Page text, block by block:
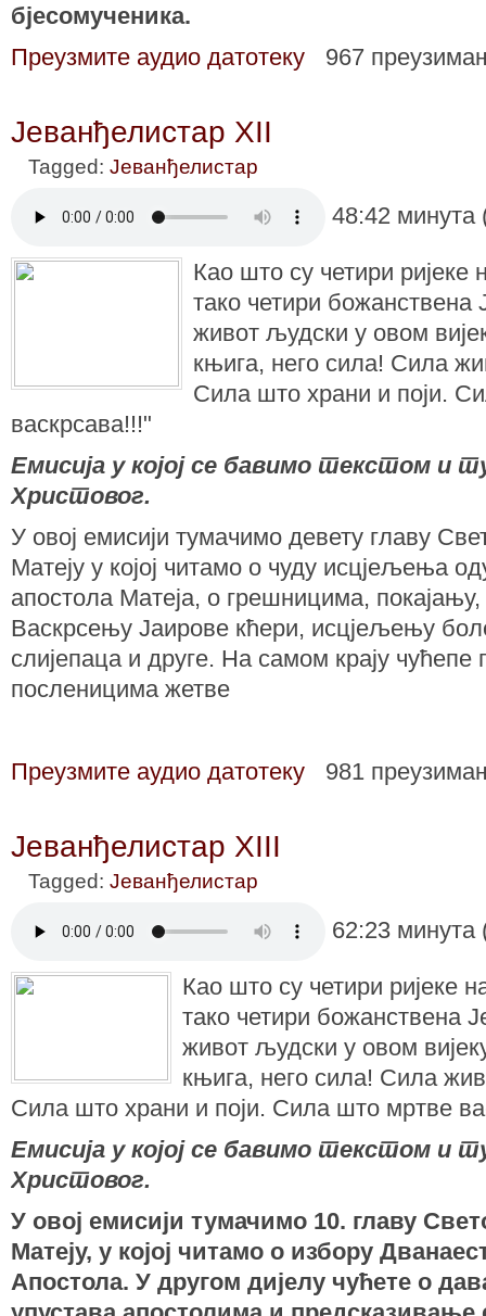
бјесомученика.
Преузмите аудио датотеку
967
Јеванђелистар XII
Tagged: Јеванђелистар
48:42
Као што су четири ријеке
тако четири божанствена
живот људски у овом
књига, него сила! Сила
Сила што храни и поји.
васкрсава!!!"
Емисија у којој се бавимо текстом и
Христовог.
У овој емисији тумачимо девету главу
Матеју у којој читамо о чуду исцјељења
апостола Матеја, о грешницима,
Васкрсењу Јаирове кћери, исцјељењу
слијепаца и друге. На самом крају
посленицима жетве
Преузмите аудио датотеку 981
Јеванђелистар XIII
Tagged: Јеванђелистар
62:23
Као што су четири ријеке
тако четири божанствена
живот људски у овом
књига, него сила! Сила
Сила што храни и поји. Сила што мртве
Емисија у којој се бавимо текстом и
Христовог.
У овој емисији тумачимо 10. главу
Матеју, у којој читамо о избору
Апостола. У другом дијелу чућете о